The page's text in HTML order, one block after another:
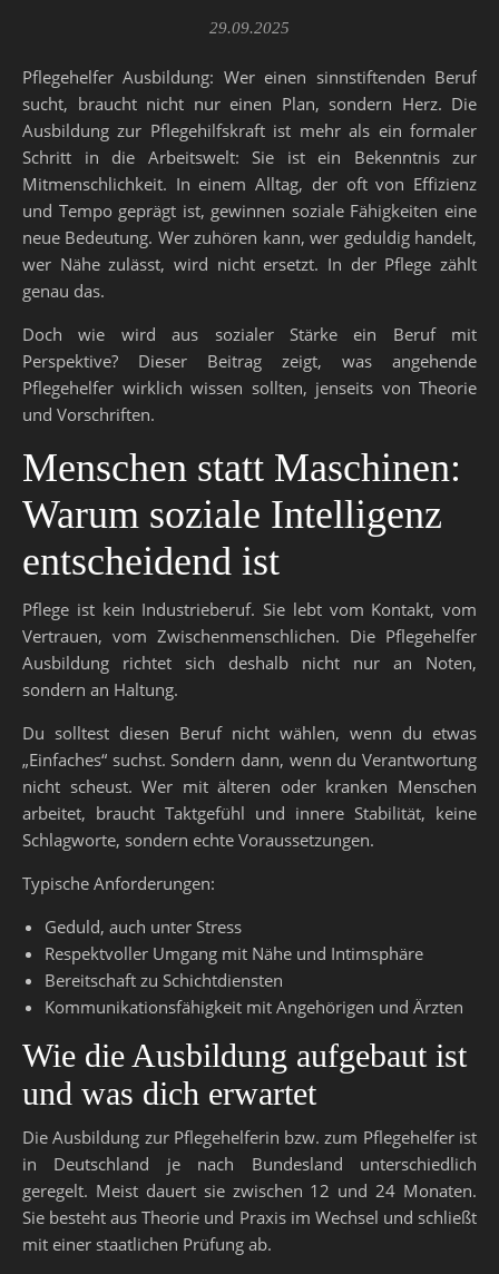
29.09.2025
Pflegehelfer Ausbildung: Wer einen sinnstiftenden Beruf
sucht, braucht nicht nur einen Plan, sondern Herz. Die
Ausbildung zur Pflegehilfskraft ist mehr als ein formaler
Schritt in die Arbeitswelt: Sie ist ein Bekenntnis zur
Mitmenschlichkeit. In einem Alltag, der oft von Effizienz
und Tempo geprägt ist, gewinnen soziale Fähigkeiten eine
neue Bedeutung. Wer zuhören kann, wer geduldig handelt,
wer Nähe zulässt, wird nicht ersetzt. In der Pflege zählt
genau das.
Doch wie wird aus sozialer Stärke ein Beruf mit
Perspektive? Dieser Beitrag zeigt, was angehende
Pflegehelfer wirklich wissen sollten, jenseits von Theorie
und Vorschriften.
Menschen statt Maschinen:
Warum soziale Intelligenz
entscheidend ist
Pflege ist kein Industrieberuf. Sie lebt vom Kontakt, vom
Vertrauen, vom Zwischenmenschlichen. Die Pflegehelfer
Ausbildung richtet sich deshalb nicht nur an Noten,
sondern an Haltung.
Du solltest diesen Beruf nicht wählen, wenn du etwas
„Einfaches“ suchst. Sondern dann, wenn du Verantwortung
nicht scheust. Wer mit älteren oder kranken Menschen
arbeitet, braucht Taktgefühl und innere Stabilität, keine
Schlagworte, sondern echte Voraussetzungen.
Typische Anforderungen:
Geduld, auch unter Stress
Respektvoller Umgang mit Nähe und Intimsphäre
Bereitschaft zu Schichtdiensten
Kommunikationsfähigkeit mit Angehörigen und Ärzten
Wie die Ausbildung aufgebaut ist
und was dich erwartet
Die Ausbildung zur Pflegehelferin bzw. zum Pflegehelfer ist
in Deutschland je nach Bundesland unterschiedlich
geregelt. Meist dauert sie zwischen 12 und 24 Monaten.
Sie besteht aus Theorie und Praxis im Wechsel und schließt
mit einer staatlichen Prüfung ab.